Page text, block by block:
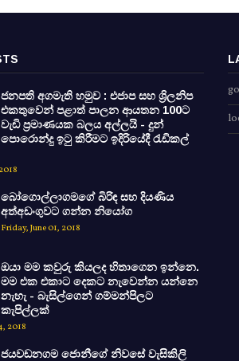
ජනපති අගමැති හමුව : එජාප සහ ශ්‍රිලනිප
එකතුවෙන් පළාත් පාලන ආයතන 100ට
වැඩි ප්‍රමාණයක බලය අල්ලයි - දුන්
පොරොන්දු ඉටු කිරීමට ඉදිරියේදී රැඩිකල්
බෝගොල්ලාගමගේ බිරිඳ සහ දියණිය
අත්අඩංගුවට ගන්න නියෝග
Friday, June 01, 2018
ඔයා මම කවුරු කියලද හිතාගෙන ඉන්නෙ.
මම එක එකාට දෙකට නැවෙන්න යන්නෙ
නැහැ - බැසිල්ගෙන් ගම්මන්පිලට
කැපිල්ලක්
2018
ජයවඩනගම ජොනීගේ නිවසේ වැසිකිලි